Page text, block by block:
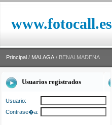
www.fotocall.es
Principal / MALAGA / BENALMADENA
Usuarios registrados
Usuario:
Contrase�a: